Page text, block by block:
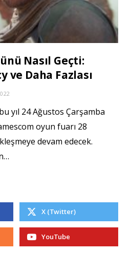
Nasıl Geçti:
ve Daha Fazlası
yıl 24 Ağustos Çarşamba
oyun fuarı 28
devam edecek.
X (Twitter)
YouTube